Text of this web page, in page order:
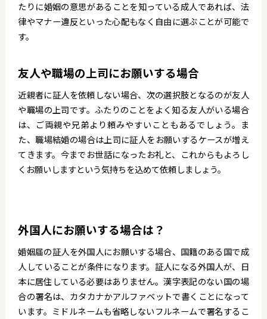
たりに婚姻の意思があることを知っている成人であれば、法
律やマナー違反といった心配もなく自由に選ぶことが可能で
す。
友人や職場の上司にお願いする場合
近親者に証人を依頼しない場合、次の選択肢となるのが友人
や職場の上司です。ふたりのことをよく知る友人がいる場合
は、ご両親や兄弟より頼みやすいこともあるでしょう。ま
た、職場結婚の場合は上司に証人をお願いするケースが増え
てきます。今までお世話になったお礼と、これからもよろし
くお願いしますという気持ちを込めて依頼しましょう。
外国人にお願いする場合は？
婚姻届の証人を外国人にお願いする場合、国籍のある国で成
人していることが条件になります。証人になる外国人が、日
本に居住している必要はありません。漢字表記のない国の場
合の署名は、カタカナかアルファベットで書くことになって
います。ミドルネームも省略しないフルネームで署名するこ